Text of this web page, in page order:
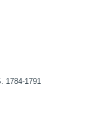
1784-1791